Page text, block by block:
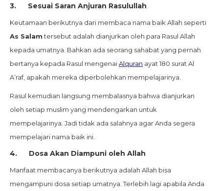
3. Sesuai Saran Anjuran Rasulullah
Keutamaan berikutnya dari membaca nama baik Allah seperti
As Salamtersebut adalah dianjurkan oleh para Rasul Allah
kepada umatnya. Bahkan ada seorang sahabat yang pernah
bertanya kepada Rasul mengenaiAlquran ayat 180 surat Al
A’raf, apakah mereka diperbolehkan mempelajarinya.
Rasul kemudian langsung membalasnya bahwa dianjurkan
oleh setiap muslim yang mendengarkan untuk
mempelajarinya. Jadi tidak ada salahnya agar Anda segera
mempelajari nama baik ini.
4. Dosa Akan Diampuni oleh Allah
Manfaat membacanya berikutnya adalah Allah bisa
mengampuni dosa setiap umatnya. Terlebih lagi apabila Anda